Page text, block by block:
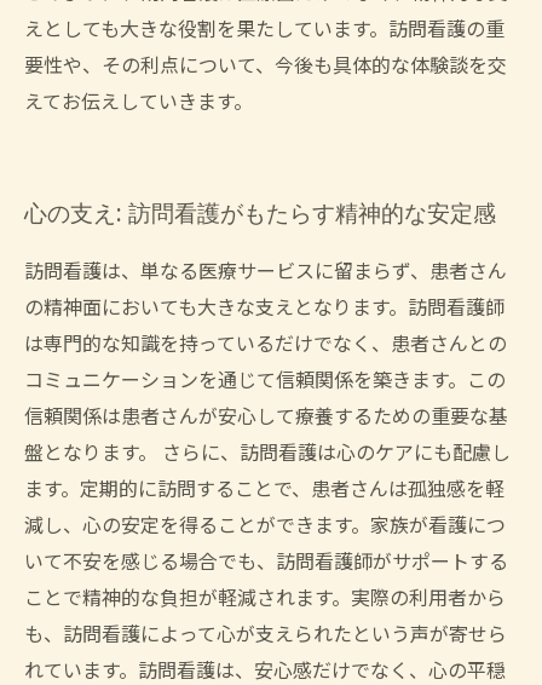
えとしても大きな役割を果たしています。訪問看護の重
要性や、その利点について、今後も具体的な体験談を交
えてお伝えしていきます。
心の支え: 訪問看護がもたらす精神的な安定感
訪問看護は、単なる医療サービスに留まらず、患者さん
の精神面においても大きな支えとなります。訪問看護師
は専門的な知識を持っているだけでなく、患者さんとの
コミュニケーションを通じて信頼関係を築きます。この
信頼関係は患者さんが安心して療養するための重要な基
盤となります。 さらに、訪問看護は心のケアにも配慮し
ます。定期的に訪問することで、患者さんは孤独感を軽
減し、心の安定を得ることができます。家族が看護につ
いて不安を感じる場合でも、訪問看護師がサポートする
ことで精神的な負担が軽減されます。実際の利用者から
も、訪問看護によって心が支えられたという声が寄せら
れています。訪問看護は、安心感だけでなく、心の平穏